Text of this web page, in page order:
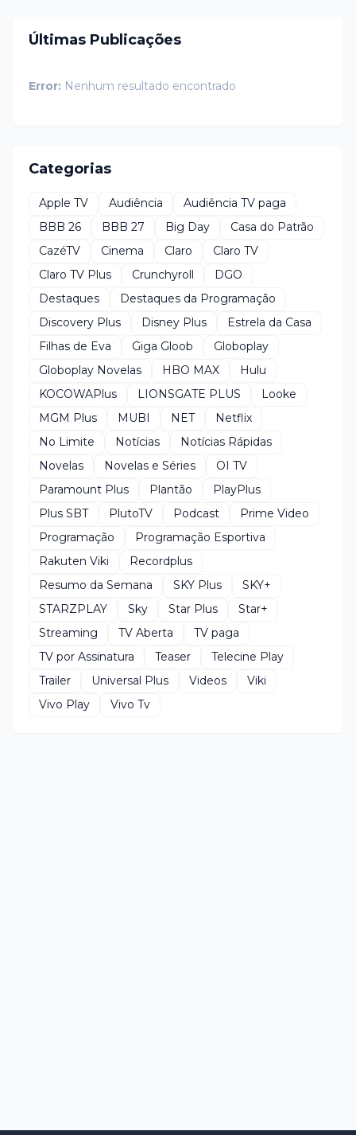
Últimas Publicações
Error: Nenhum resultado encontrado
Categorias
Apple TV Audiência
Audiência TV paga
BBB 26
BBB 27 Big Day
Casa do Patrão
CazéTV
Cinema Claro
Claro TV
Claro TV Plus
Crunchyroll
DGO
Destaques
Destaques da Programação
Discovery Plus
Disney Plus
Estrela da Casa
Filhas de Eva
Giga Gloob
Globoplay
Globoplay Novelas
HBO MAX
Hulu
KOCOWAPlus
LIONSGATE PLUS
Looke
MGM Plus
MUBI NET
Netflix
No Limite
Notícias
Notícias Rápidas
Novelas
Novelas e Séries
OI TV
Paramount Plus
Plantão
PlayPlus
Plus SBT
PlutoTV Podcast
Prime Video
Programação
Programação Esportiva
Rakuten Viki
Recordplus
Resumo da Semana
SKY Plus
SKY+
STARZPLAY
Sky Star Plus
Star+
Streaming
TV Aberta
TV paga
TV por Assinatura
Teaser
Telecine Play
Trailer
Universal Plus Videos
Viki
Vivo Play
Vivo Tv